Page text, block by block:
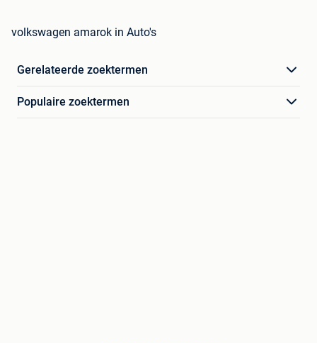
volkswagen amarok in Auto's
Gerelateerde zoektermen
Populaire zoektermen